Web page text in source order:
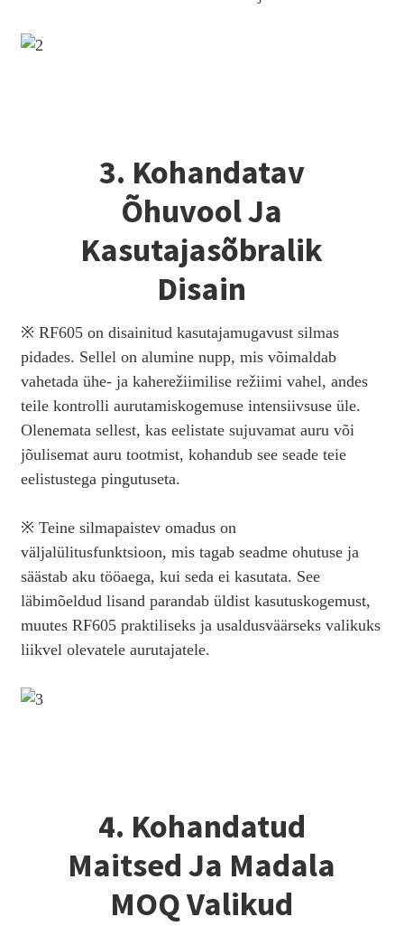
3. Kohandatav
Õhuvool Ja
Kasutajasõbralik
Disain
※ RF605 on disainitud kasutajamugavust silmas
pidades. Sellel on alumine nupp, mis võimaldab
vahetada ühe- ja kaherežiimilise režiimi vahel, andes
teile kontrolli aurutamiskogemuse intensiivsuse üle.
Olenemata sellest, kas eelistate sujuvamat auru või
jõulisemat auru tootmist, kohandub see seade teie
eelistustega pingutuseta.
※ Teine silmapaistev omadus on
väljalülitusfunktsioon, mis tagab seadme ohutuse ja
säästab aku tööaega, kui seda ei kasutata. See
läbimõeldud lisand parandab üldist kasutuskogemust,
muutes RF605 praktiliseks ja usaldusväärseks valikuks
liikvel olevatele aurutajatele.
4. Kohandatud
Maitsed Ja Madala
MOQ Valikud